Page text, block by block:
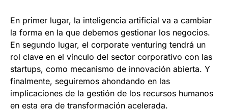
En primer lugar, la inteligencia artificial va a cambiar
la forma en la que debemos gestionar los negocios.
En segundo lugar, el corporate venturing tendrá un
rol clave en el vínculo del sector corporativo con las
startups, como mecanismo de innovación abierta. Y
finalmente, seguiremos ahondando en las
implicaciones de la gestión de los recursos humanos
en esta era de transformación acelerada.